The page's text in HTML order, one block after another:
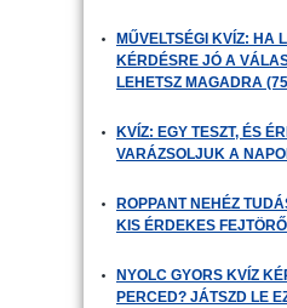
MŰVELTSÉGI KVÍZ: HA
KÉRDÉSRE JÓ A
LEHETSZ MAGADRA
KVÍZ: EGY TESZT, ÉS
VARÁZSOLJUK A
ROPPANT NEHÉZ
KIS ÉRDEKES
NYOLC GYORS KVÍZ
PERCED? JÁTSZD LE